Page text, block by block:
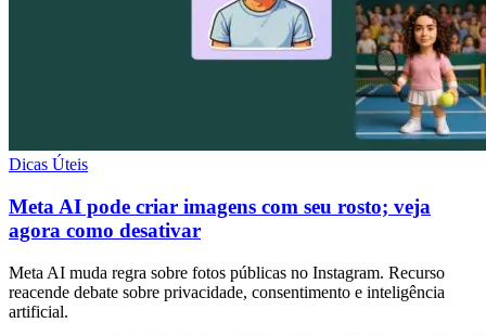
Dicas Úteis
Meta AI pode criar imagens com seu rosto; veja
agora como desativar
Meta AI muda regra sobre fotos públicas no Instagram. Recurso
reacende debate sobre privacidade, consentimento e inteligência
artificial.